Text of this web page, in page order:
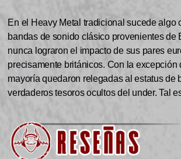
En el Heavy Metal tradicional sucede algo
bandas de sonido clásico provenientes de
nunca lograron el impacto de sus pares
precisamente británicos. Con la excepción
mayoría quedaron relegadas al estatus de
verdaderos tesoros ocultos del under. Tal